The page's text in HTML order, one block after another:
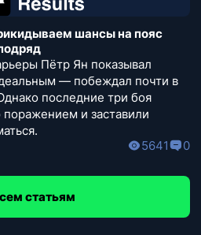
шансы на пояс
Пётр Ян показывал
— побеждал почти в
последние три боя
поражением и заставили
5641 0
статьям